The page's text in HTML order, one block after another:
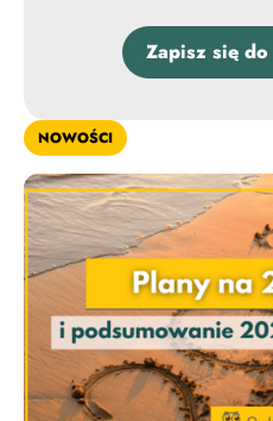
Zapisz się
NOWOŚCI